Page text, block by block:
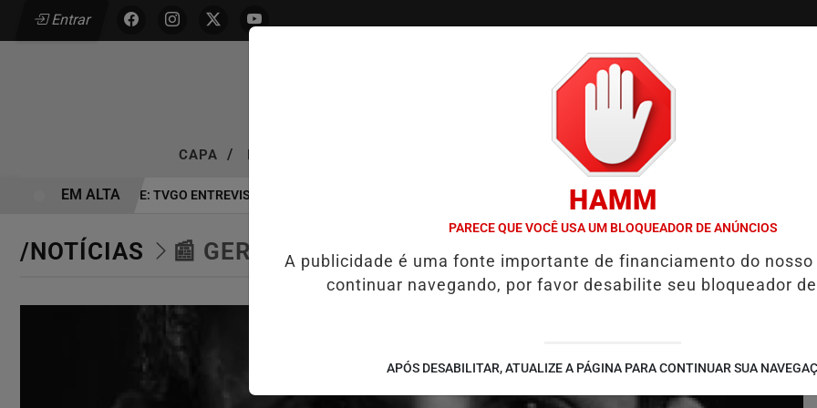
Entrar
CAPA / NOTÍCIAS CONTATO / CUPONS DE
EXCLUSIVIDADE: TVGO ENTREVISTA DEFESA DA FARMÁCIA INVESTIGADA EM CASO DE IDOSA QUE MORREU APÓS USO DE
EM ALTA
/NOTÍCIAS 📰 GERAL
HAMM
PARECE QUE VOCÊ USA UM BLOQUEADOR DE ANÚNCIOS
A publicidade é uma fonte importante de financiamento do nosso
continuar navegando, por favor desabilite seu bloqueador
APÓS DESABILITAR, ATUALIZE A PÁGINA PARA CONTINUAR SUA